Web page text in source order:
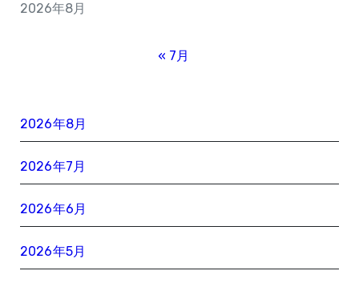
2026年8月
« 7月
2026年8月
2026年7月
2026年6月
2026年5月